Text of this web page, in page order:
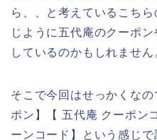
ら、、と考えているこち
じように五代庵のクーポ
しているのかもしれません
そこで今回はせっかくな
ポン】【 五代庵 クーポン
ーンコード】という感じ